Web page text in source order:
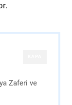
Zaferi ve